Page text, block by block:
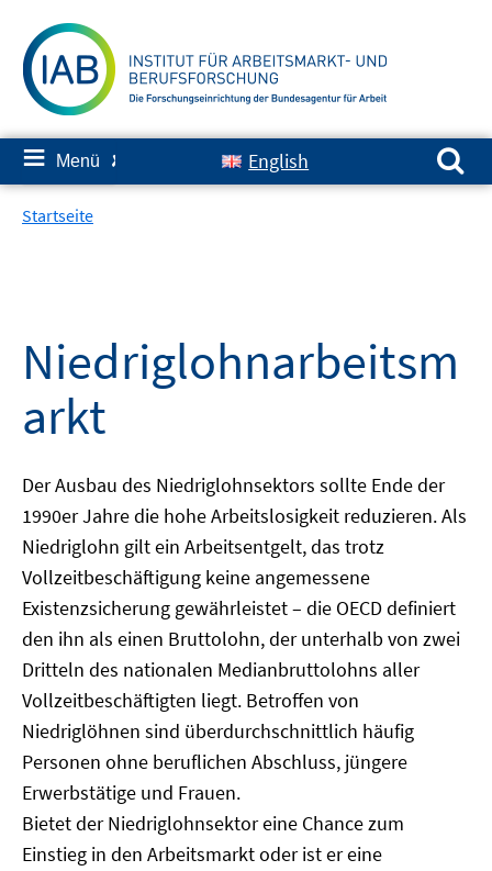
zum
Inhalt
≡ Menü ✘ English
Suchen nach:
Startseite
Niedriglohnarbeitsm
arkt
Der Ausbau des Niedriglohnsektors sollte Ende der
1990er Jahre die hohe Arbeitslosigkeit reduzieren. Als
Niedriglohn gilt ein Arbeitsentgelt, das trotz
Vollzeitbeschäftigung keine angemessene
Existenzsicherung gewährleistet – die OECD definiert
den ihn als einen Bruttolohn, der unterhalb von zwei
Dritteln des nationalen Medianbruttolohns aller
Vollzeitbeschäftigten liegt. Betroffen von
Niedriglöhnen sind überdurchschnittlich häufig
Personen ohne beruflichen Abschluss, jüngere
Erwerbstätige und Frauen.
Bietet der Niedriglohnsektor eine Chance zum
Einstieg in den Arbeitsmarkt oder ist er eine